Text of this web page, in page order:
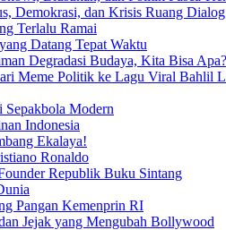
Demokrasi, dan Krisis Ruang
Terlalu Ramai
Datang Tepat Waktu
Degradasi Budaya, Kita Bisa Apa?
Meme Politik ke Lagu Viral Bahlil
Modern
Indonesia
Ekalaya!
Ronaldo
Republik Buku Sintang
Pangan Kemenprin RI
Jejak yang Mengubah Bollywood